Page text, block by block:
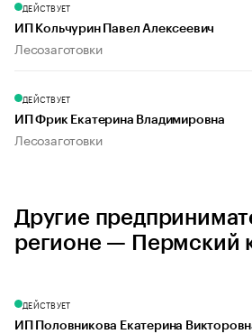
ДЕЙСТВУЕТ
ИП Кольчурин Павел Алексеевич
Лесозаготовки
ДЕЙСТВУЕТ
ИП Фрик Екатерина Владимировна
Лесозаготовки
Другие
регионе — Пермский
ДЕЙСТВУЕТ
ИП Половникова Екатерина